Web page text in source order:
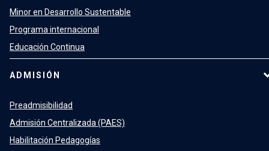
Minor en Desarrollo Sustentable
Programa internacional
Educación Continua
ADMISIÓN
Preadmisibilidad
Admisión Centralizada (PAES)
Habilitación Pedagogías